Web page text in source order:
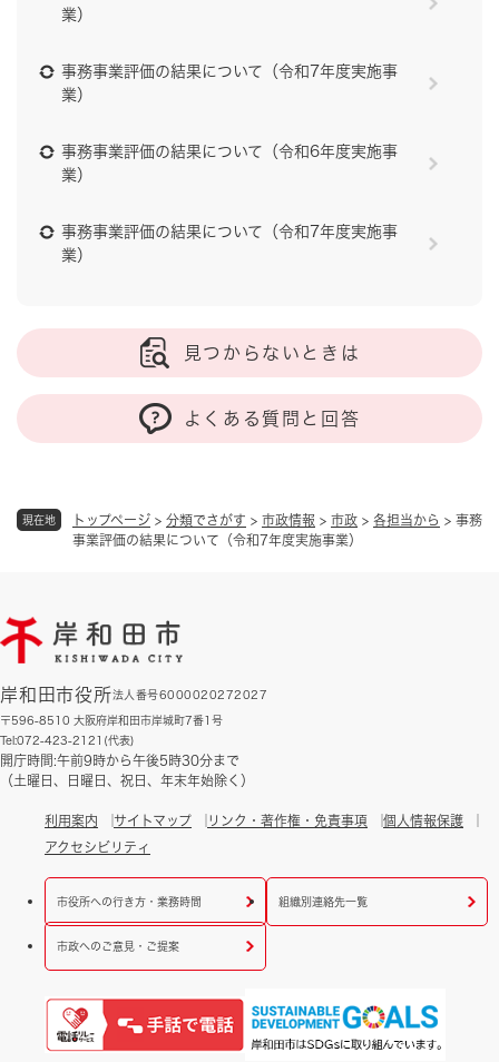
現在地 トップページ > 分類でさがす > 市政情報 > 市政 > 各担当から > 事務
事業評価の結果について（令和7年度実施事業）
業）
事務事業評価の結果について（令和7年度実施事
業）
事務事業評価の結果について（令和6年度実施事
業）
事務事業評価の結果について（令和7年度実施事
業）
見つからないときは
よくある質問と回答
岸和田市役所法人番号6000020272027
〒596-8510 大阪府岸和田市岸城町7番1号
Tel:072-423-2121(代表)
開庁時間:午前9時から午後5時30分まで
（土曜日、日曜日、祝日、年末年始除く）
利用案内 サイトマップ リンク・著作権・免責事項
個人情報保護
アクセシビリティ
市役所への行き方・業務時間 組織別連絡先一覧
市政へのご意見・ご提案